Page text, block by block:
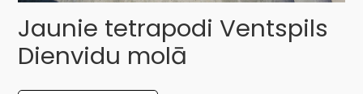
Jaunie tetrapodi Ventspils
Dienvidu molā